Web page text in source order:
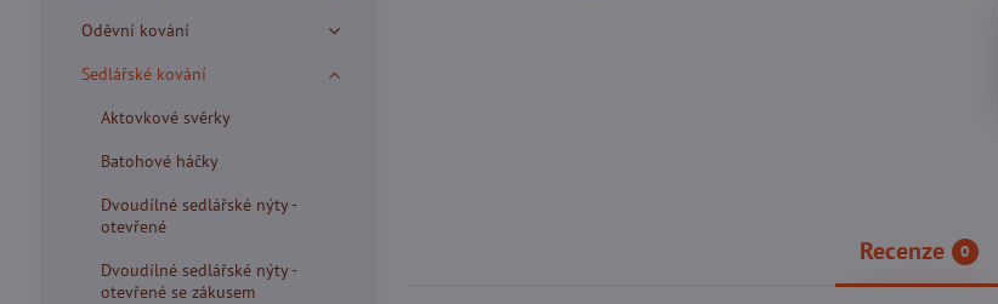
Recenze 0
Oděvní kování
Sedlářské kování
Aktovkové svěrky
Batohové háčky
Dvoudílné sedlářské nýty -
otevřené
Dvoudílné sedlářské nýty -
otevřené se zákusem